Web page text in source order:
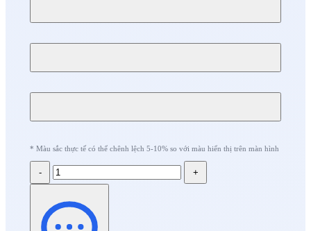
* Màu sắc thực tế có thể chênh lệch 5-10% so với màu hiển thị trên màn hình
- +